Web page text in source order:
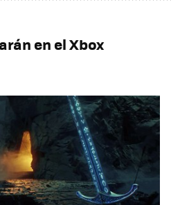
en el Xbox